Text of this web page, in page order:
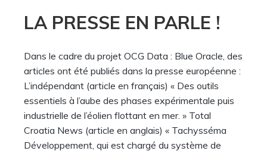
LA PRESSE EN PARLE !
Dans le cadre du projet OCG Data : Blue Oracle, des
articles ont été publiés dans la presse européenne :
L’indépendant (article en français) « Des outils
essentiels à l’aube des phases expérimentale puis
industrielle de l’éolien flottant en mer. » Total
Croatia News (article en anglais) « Tachysséma
Développement, qui est chargé du système de